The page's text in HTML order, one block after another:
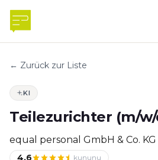
← Zurück zur Liste
KI
Teilezurichter (m/
equal personal GmbH & Co.
4,6 kununu